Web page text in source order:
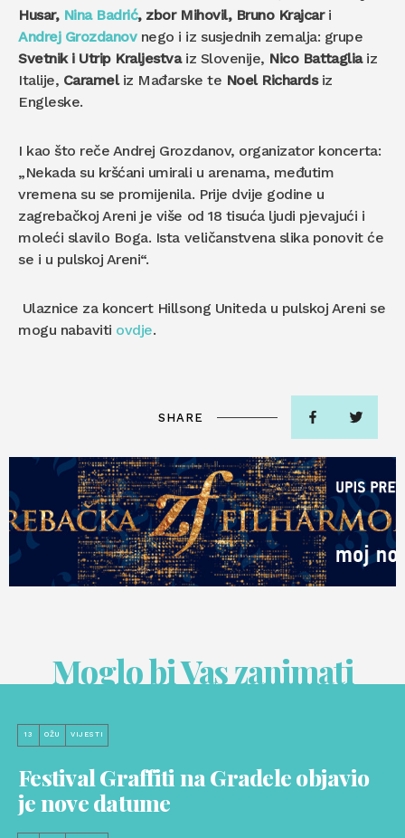
Husar, Nina Badrić, zbor Mihovil, Bruno Krajcari
Andrej Grozdanovnego i iz susjednih zemalja: grupe
Svetnik i Utrip Kraljestvaiz Slovenije, Nico Battagliaiz
Italije, Carameliz Mađarske te Noel Richardsiz
Engleske.
I kao što reče Andrej Grozdanov, organizator koncerta:
„Nekada su kršćani umirali u arenama, međutim
vremena su se promijenila. Prije dvije godine u
zagrebačkoj Areni je više od 18 tisuća ljudi pjevajući i
moleći slavilo Boga. Ista veličanstvena slika ponovit će
se i u pulskoj Areni“.
Ulaznice za koncert Hillsong Uniteda u pulskoj Areni se
mogu nabaviti ovdje.
SHARE
Moglo bi Vas zanimati
13 OŽU VIJESTI
Festival Graffiti na Gradele objavio
je nove datume